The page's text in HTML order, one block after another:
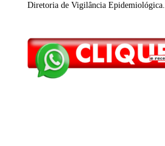
Diretoria de Vigilância Epidemiológica.